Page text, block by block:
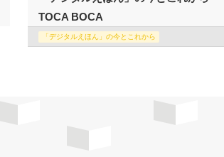
TOCA BOCA
「デジタルえほん」の今とこれから